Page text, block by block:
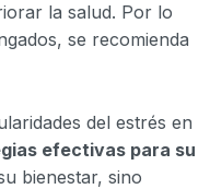
la salud. Por lo
se recomienda
del estrés en
efectivas para su
bienestar, sino